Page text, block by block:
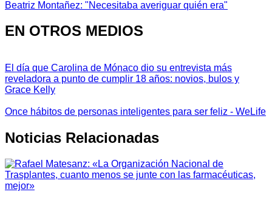
Beatriz Montañez: "Necesitaba averiguar quién era"
EN OTROS MEDIOS
El día que Carolina de Mónaco dio su entrevista más
reveladora a punto de cumplir 18 años: novios, bulos y
Grace Kelly
Once hábitos de personas inteligentes para ser feliz - WeLife
Noticias Relacionadas